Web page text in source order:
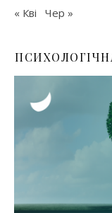
« Кві Чер »